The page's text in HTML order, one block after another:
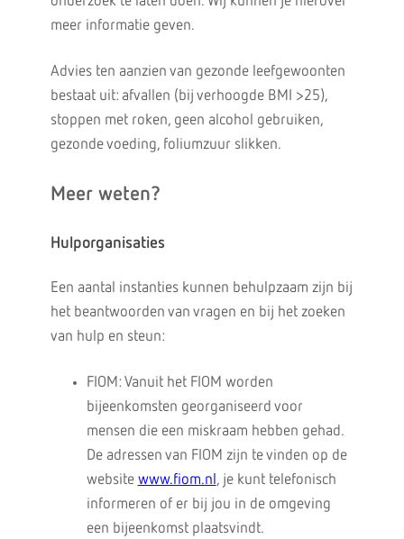
meer informatie geven.
Advies ten aanzien van gezonde leefgewoonten
bestaat uit: afvallen (bij verhoogde BMI >25),
stoppen met roken, geen alcohol gebruiken,
gezonde voeding, foliumzuur slikken.
Meer weten?
Hulporganisaties
Een aantal instanties kunnen behulpzaam zijn bij
het beantwoorden van vragen en bij het zoeken
van hulp en steun:
FIOM: Vanuit het FIOM worden
bijeenkomsten georganiseerd voor
mensen die een miskraam hebben gehad.
De adressen van FIOM zijn te vinden op de
website www.fiom.nl , je kunt telefonisch
informeren of er bij jou in de omgeving
een bijeenkomst plaatsvindt.